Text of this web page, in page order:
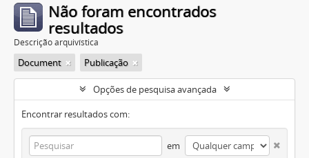
Não foram encontrados
resultados
Descrição arquivística
Document Publicação
Opções de pesquisa avançada
Encontrar resultados com:
em